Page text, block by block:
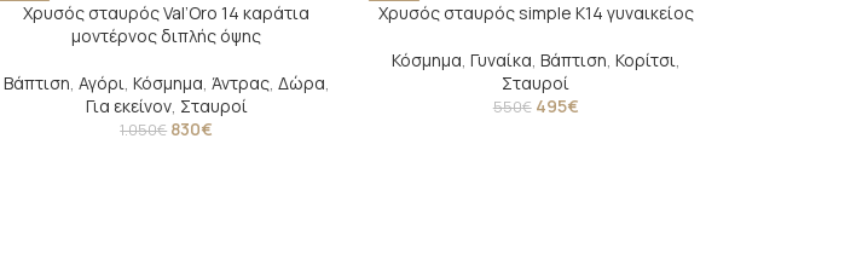
-21%
Χρυσός σταυρός Val’Oro 14 καράτια
μοντέρνος διπλής όψης
Βάπτιση, Αγόρι, Κόσμημα, Άντρας, Δώρα,
Για εκείνον, Σταυροί
1.050€ 830€
-10%
Χρυσός σταυρός simple Κ14 γυναικείος
Κόσμημα, Γυναίκα, Βάπτιση, Κορίτσι,
Σταυροί
550€ 495€